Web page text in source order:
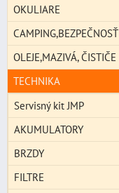
OKULIARE
CAMPING,BEZPEČNOSŤ
OLEJE,MAZIVÁ, ČISTIČE
TECHNIKA
Servisný kit JMP
AKUMULATORY
BRZDY
FILTRE